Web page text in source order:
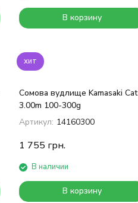
В корзину
хит
Сомова вудлище Kamasaki Cat
3.00m 100-300g
Артикул: 14160300
1 755 грн.
В наличии
В корзину